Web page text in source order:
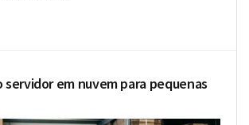
em nuvem para pequenas